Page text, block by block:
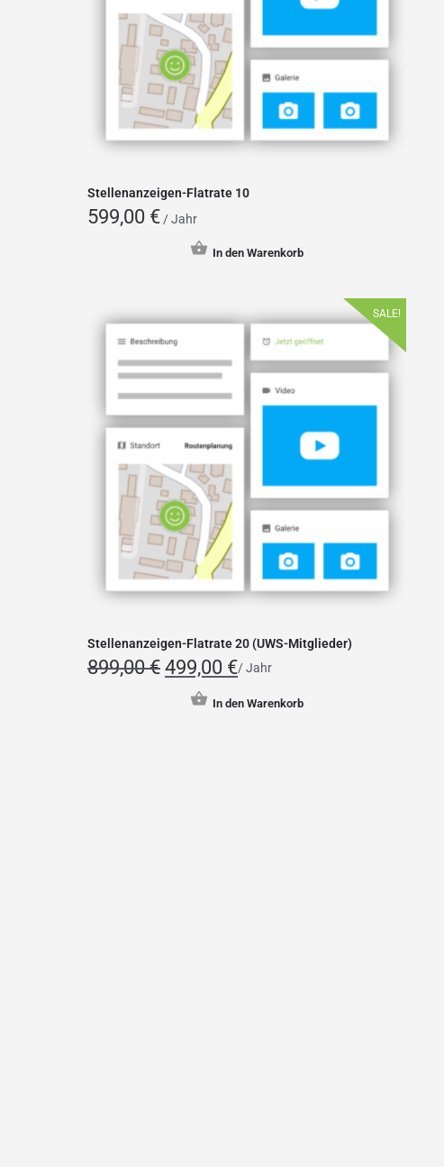
Stellenanzeigen-Flatrate 10
599,00 € / Jahr
In den Warenkorb
SALE!
Stellenanzeigen-Flatrate 20 (UWS-Mitglieder)
899,00€ 499,00 €/ Jahr
In den Warenkorb